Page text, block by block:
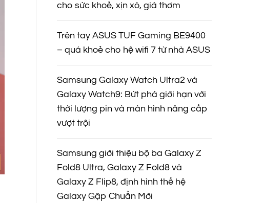
cho sức khoẻ, xịn xò, giá thơm
Trên tay ASUS TUF Gaming BE9400
– quá khoẻ cho hệ wifi 7 từ nhà ASUS
Samsung Galaxy Watch Ultra2 và
Galaxy Watch9: Bứt phá giới hạn với
thời lượng pin và màn hình nâng cấp
vượt trội
Samsung giới thiệu bộ ba Galaxy Z
Fold8 Ultra, Galaxy Z Fold8 và
Galaxy Z Flip8, định hình thế hệ
Galaxy Gập Chuẩn Mới